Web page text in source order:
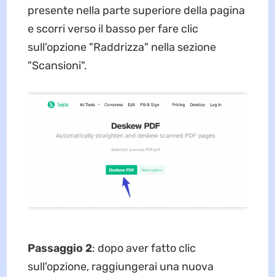
presente nella parte superiore della pagina
e scorri verso il basso per fare clic
sull'opzione "Raddrizza" nella sezione
"Scansioni".
Passaggio 2: dopo aver fatto clic
sull'opzione, raggiungerai una nuova